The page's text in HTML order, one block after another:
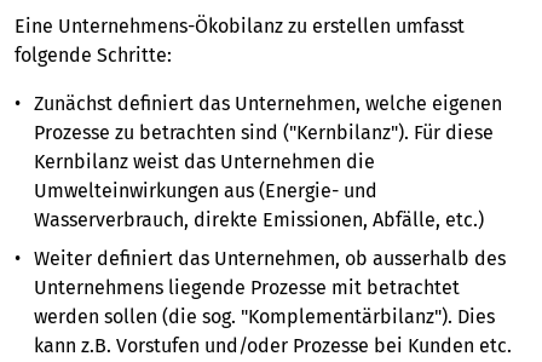
Eine Unternehmens-Ökobilanz zu erstellen umfasst
folgende Schritte:
Zunächst definiert das Unternehmen, welche eigenen
Prozesse zu betrachten sind ("Kernbilanz"). Für diese
Kernbilanz weist das Unternehmen die
Umwelteinwirkungen aus (Energie- und
Wasserverbrauch, direkte Emissionen, Abfälle, etc.)
Weiter definiert das Unternehmen, ob ausserhalb des
Unternehmens liegende Prozesse mit betrachtet
werden sollen (die sog. "Komplementärbilanz"). Dies
kann z.B. Vorstufen und/oder Prozesse bei Kunden etc.